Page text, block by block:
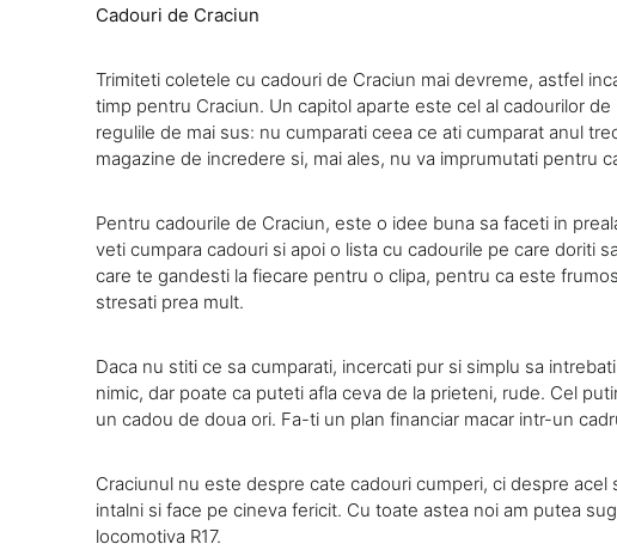
Cadouri de Craciun
Trimiteti coletele cu cadouri de Craciun mai devreme, astfel
timp pentru Craciun. Un capitol aparte este cel al cadourilor de
regulile de mai sus: nu cumparati ceea ce ati cumparat anul
magazine de incredere si, mai ales, nu va imprumutati pentru
Pentru cadourile de Craciun, este o idee buna sa faceti in
veti cumpara cadouri si apoi o lista cu cadourile pe care doriti
care te gandesti la fiecare pentru o clipa, pentru ca este
stresati prea mult.
Daca nu stiti ce sa cumparati, incercati pur si simplu sa
nimic, dar poate ca puteti afla ceva de la prieteni, rude. Cel
un cadou de doua ori. Fa-ti un plan financiar macar intr-un
Craciunul nu este despre cate cadouri cumperi, ci despre
intalni si face pe cineva fericit. Cu toate astea noi am putea
locomotiva R17.